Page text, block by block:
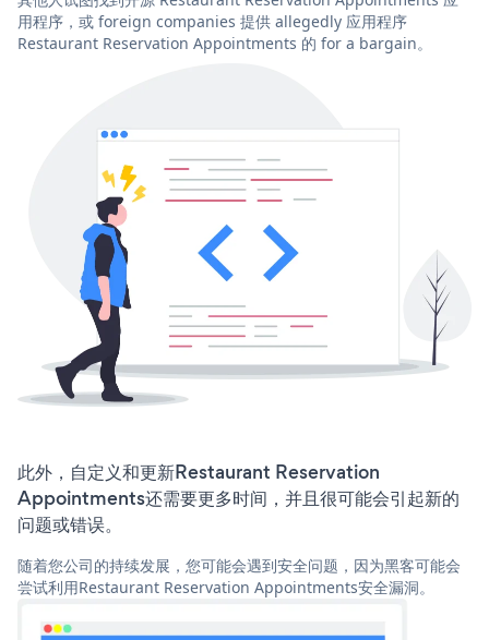
用程序，或 foreign companies 提供 allegedly 应用程序
Restaurant Reservation Appointments 的 for a bargain。
此外，自定义和更新Restaurant Reservation
Appointments还需要更多时间，并且很可能会引起新的
问题或错误。
随着您公司的持续发展，您可能会遇到安全问题，因为黑客可能会
尝试利用Restaurant Reservation Appointments安全漏洞。